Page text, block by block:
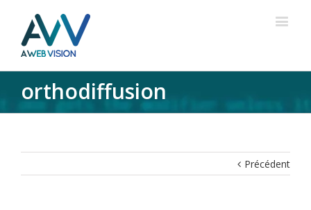
orthodiffusion
Précédent